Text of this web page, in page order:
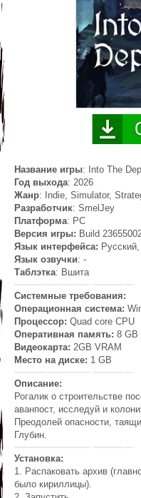
Название игры: Into The
Год выхода: 2026
Жанр: Indie, Simulator,
Разработчик: SmelJey
Платформа: PC
Версия игры: Build
Язык интерфейса:
Язык озвучки: -
Таблэтка: Вшита
Системные требования:
Операционная система:
Процессор: Quad core CPU
Оперативная память: 8 GB
Видеокарта: 2GB VRAM
Место на диске: 1 GB
Описание:
Рогалик о строительстве
аванпост, исследуй и
Преодолей опасности,
Глубин.
Установка:
1. Распаковать архив
было кириллицы).